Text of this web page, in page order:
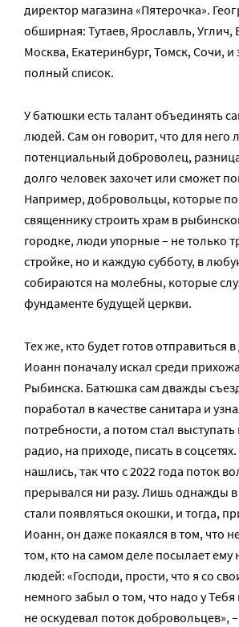
директор магазина «Пятерочка».
обширная: Тутаев, Ярославль, Углич,
Москва, Екатеринбург, Томск, Сочи, и
полный список.
У батюшки есть талант объединять
людей. Сам он говорит, что для него
потенциальный доброволец,
долго человек захочет или сможет
Например, добровольцы, которые
священнику строить храм в
городке, люди упорные – не только
стройке, но и каждую субботу, в
собираются на молебны, которые
фундаменте будущей церкви.
Тех же, кто будет готов отправиться
Иоанн поначалу искал среди
Рыбинска. Батюшка сам дважды
поработал в качестве санитара и
потребности, а потом стал
радио, на приходе, писать в
нашлись, так что с 2022 года поток
прерывался ни разу. Лишь однажды
стали появляться окошки, и тогда,
Иоанн, он даже покаялся в том, что
том, кто на самом деле посылает
людей: «Господи, прости, что я со
немного забыл о том, что надо у
не оскудевал поток добровольцев»,